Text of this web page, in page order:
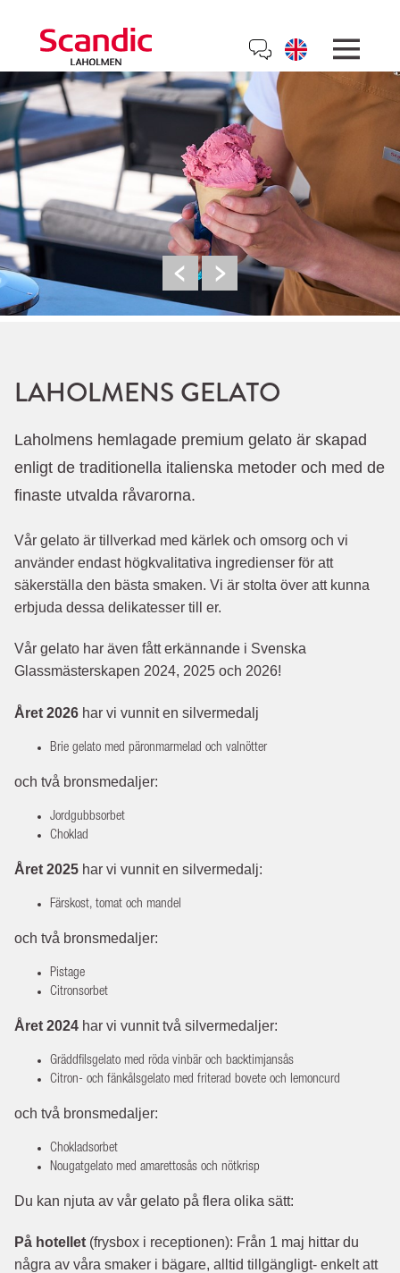
LAHOLMENS GELATO
Laholmens hemlagade premium gelato är skapad
enligt de traditionella italienska metoder och med de
finaste utvalda råvarorna.
Vår gelato är tillverkad med kärlek och omsorg och vi
använder endast högkvalitativa ingredienser för att
säkerställa den bästa smaken. Vi är stolta över att kunna
erbjuda dessa delikatesser till er.
Vår gelato har även fått erkännande i Svenska
Glassmästerskapen 2024, 2025 och 2026!
Året 2026har vi vunnit en silvermedalj
Brie gelato med päronmarmelad och valnötter
och två bronsmedaljer:
Jordgubbsorbet
Choklad
Året 2025har vi vunnit en silvermedalj:
Färskost, tomat och mandel
och två bronsmedaljer:
Pistage
Citronsorbet
Året 2024har vi vunnit två silvermedaljer:
Gräddfilsgelato med röda vinbär och backtimjansås
Citron- och fänkålsgelato med friterad bovete och lemoncurd
och två bronsmedaljer:
Chokladsorbet
Nougatgelato med amarettosås och nötkrisp
Du kan njuta av vår gelato på flera olika sätt:
På hotellet (frysbox i receptionen): Från 1 maj hittar du
några av våra smaker i bägare, alltid tillgängligt- enkelt att